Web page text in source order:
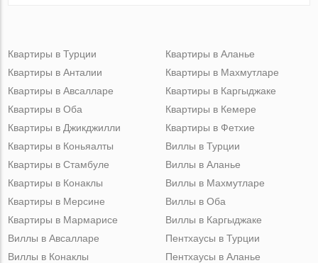
Квартиры в Турции
Квартиры в Анталии
Квартиры в Авсалларе
Квартиры в Оба
Квартиры в Джикджилли
Квартиры в Аланье
Квартиры в Махмутларе
Квартиры в Каргыджаке
Квартиры в Кемере
Квартиры в Фетхие
Квартиры в Коньяалты
Квартиры в Стамбуле
Квартиры в Конаклы
Квартиры в Мерсине
Квартиры в Мармарисе
Виллы в Турции
Виллы в Аланье
Виллы в Махмутларе
Виллы в Оба
Виллы в Каргыджаке
Виллы в Авсалларе
Виллы в Конаклы
Пентхаусы в Турции
Пентхаусы в Аланье